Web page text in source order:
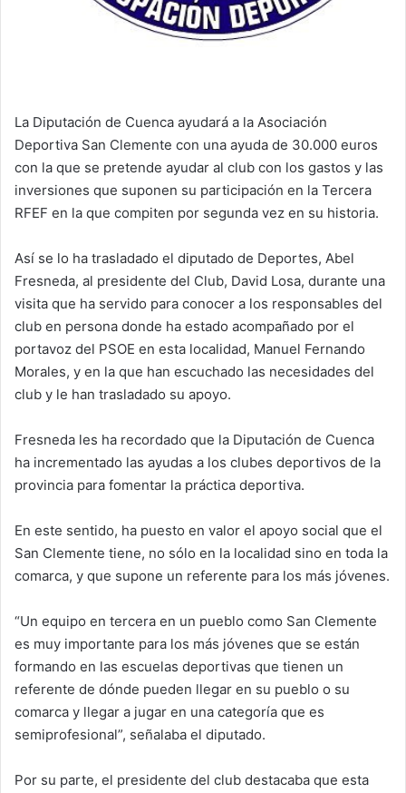
La Diputación de Cuenca ayudará a la Asociación
Deportiva San Clemente con una ayuda de 30.000 euros
con la que se pretende ayudar al club con los gastos y las
inversiones que suponen su participación en la Tercera
RFEF en la que compiten por segunda vez en su historia.
Así se lo ha trasladado el diputado de Deportes, Abel
Fresneda, al presidente del Club, David Losa, durante una
visita que ha servido para conocer a los responsables del
club en persona donde ha estado acompañado por el
portavoz del PSOE en esta localidad, Manuel Fernando
Morales, y en la que han escuchado las necesidades del
club y le han trasladado su apoyo.
Fresneda les ha recordado que la Diputación de Cuenca
ha incrementado las ayudas a los clubes deportivos de la
provincia para fomentar la práctica deportiva.
En este sentido, ha puesto en valor el apoyo social que el
San Clemente tiene, no sólo en la localidad sino en toda la
comarca, y que supone un referente para los más jóvenes.
“Un equipo en tercera en un pueblo como San Clemente
es muy importante para los más jóvenes que se están
formando en las escuelas deportivas que tienen un
referente de dónde pueden llegar en su pueblo o su
comarca y llegar a jugar en una categoría que es
semiprofesional”, señalaba el diputado.
Por su parte, el presidente del club destacaba que esta